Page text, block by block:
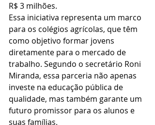
R$ 3 milhões.
Essa iniciativa representa um marco
para os colégios agrícolas, que têm
como objetivo formar jovens
diretamente para o mercado de
trabalho. Segundo o secretário Roni
Miranda, essa parceria não apenas
investe na educação pública de
qualidade, mas também garante um
futuro promissor para os alunos e
suas famílias.